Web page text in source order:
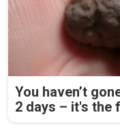
You haven’t
2 days – it's the